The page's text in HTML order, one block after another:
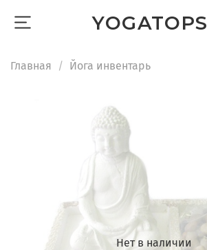
YOGATOPS
Главная Йога инвентарь
Нет в наличии